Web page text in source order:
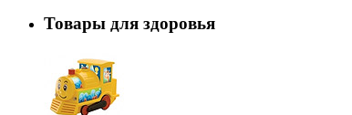
Товары для здоровья